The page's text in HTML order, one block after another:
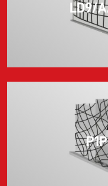
LD9/